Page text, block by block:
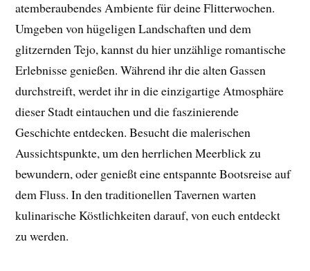
atemberaubendes Ambiente für deine Flitterwochen.
Umgeben von hügeligen Landschaften und dem
glitzernden Tejo, kannst du hier unzählige romantische
Erlebnisse genießen. Während ihr die alten Gassen
durchstreift, werdet ihr in die einzigartige Atmosphäre
dieser Stadt eintauchen und die faszinierende
Geschichte entdecken. Besucht die malerischen
Aussichtspunkte, um den herrlichen Meerblick zu
bewundern, oder genießt eine entspannte Bootsreise auf
dem Fluss. In den traditionellen Tavernen warten
kulinarische Köstlichkeiten darauf, von euch entdeckt
zu werden.